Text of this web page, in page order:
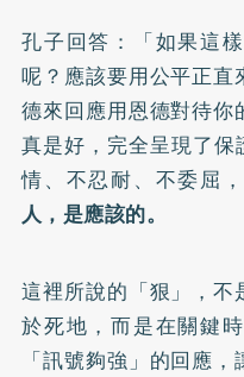
孔子回答：「如果這
呢？應該要用公平正
德來回應用恩德對待
真是好，完全呈現了
情、不忍耐、不委屈
人，是應該的。
這裡所說的「狠」，
於死地，而是在關鍵
「訊號夠強」的回應